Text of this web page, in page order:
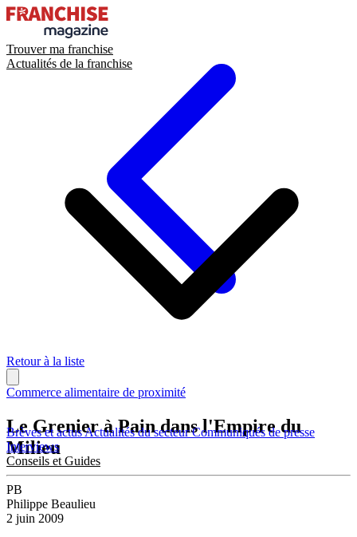
Trouver ma franchise
Actualités de la franchise
Brèves et actusActualités du secteurCommuniqués de presse
Interviews
Conseils et Guides
Retour à la liste
Commerce alimentaire de proximité
Le Grenier à Pain dans l'Empire du
Milieu
PB
Philippe Beaulieu
2 juin 2009